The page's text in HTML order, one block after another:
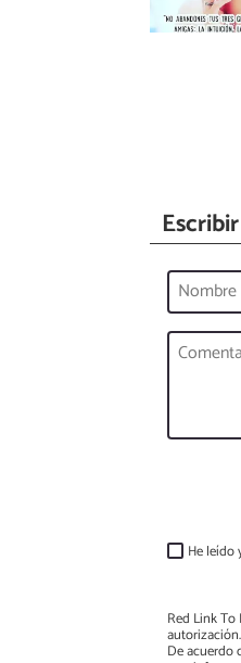
He
Red Link
autorización.
De acuerdo